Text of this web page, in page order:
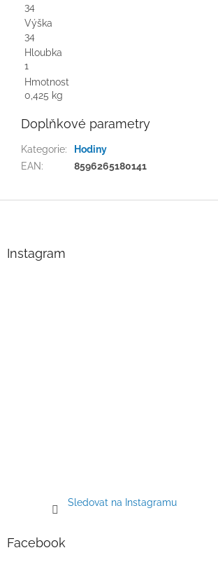
34
Výška
34
Hloubka
1
Hmotnost
0,425 kg
Doplňkové parametry
Kategorie:
Hodiny
EAN: 8596265180141
Instagram
Sledovat na Instagramu
Facebook